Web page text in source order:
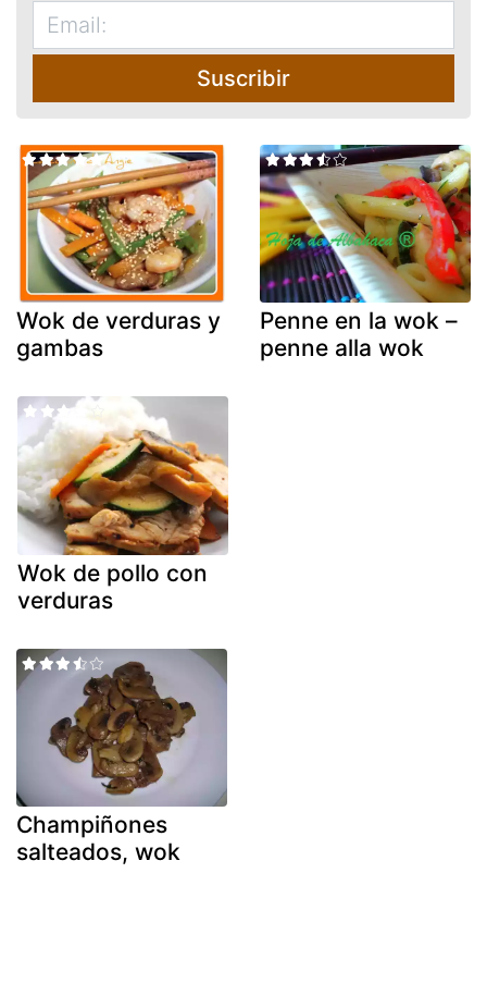
Suscribir
Wok de verduras y
gambas
Penne en la wok –
penne alla wok
Wok de pollo con
verduras
Champiñones
salteados, wok